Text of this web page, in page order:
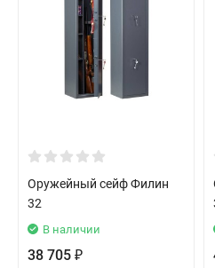
Оружейный сейф Филин
32
В наличии
38 705 ₽